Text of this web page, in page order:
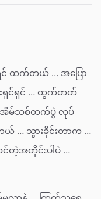
င် ထက်တယ် … အပြော
းရှင်ရှင် … ထွက်တတ်
အိမ်သစ်တက်ပွဲ လုပ်
ယ် … သွားခိုင်းတာက …
တဲ့အတိုင်းပါပဲ …